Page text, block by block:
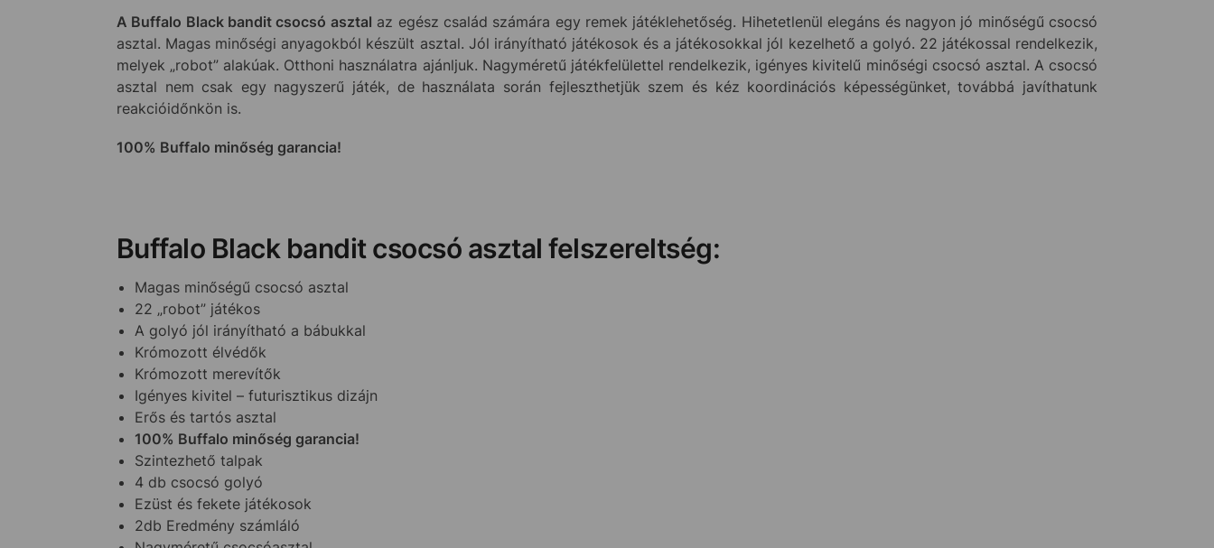
A Buffalo Black bandit csocsó asztal az egész család számára egy remek játéklehetőség. Hihetetlenül elegáns és nagyon jó minőségű csocsó
asztal. Magas minőségi anyagokból készült asztal. Jól irányítható játékosok és a játékosokkal jól kezelhető a golyó. 22 játékossal rendelkezik,
melyek „robot” alakúak. Otthoni használatra ajánljuk. Nagyméretű játékfelülettel rendelkezik, igényes kivitelű minőségi csocsó asztal. A csocsó
asztal nem csak egy nagyszerű játék, de használata során fejleszthetjük szem és kéz koordinációs képességünket, továbbá javíthatunk
reakcióidőnkön is.
100% Buffalo minőség garancia!
Buffalo Black bandit csocsó asztal felszereltség:
Magas minőségű csocsó asztal
22 „robot” játékos
A golyó jól irányítható a bábukkal
Krómozott élvédők
Krómozott merevítők
Igényes kivitel – futurisztikus dizájn
Erős és tartós asztal
100% Buffalo minőség garancia!
Szintezhető talpak
4 db csocsó golyó
Ezüst és fekete játékosok
2db Eredmény számláló